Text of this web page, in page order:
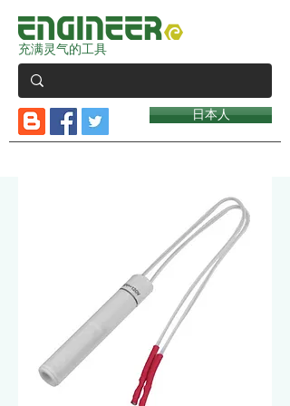
充满灵气的工具
日本人